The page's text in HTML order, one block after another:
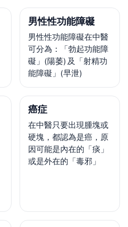
男性性功能障礙
男性性功能障礙在中醫
可分為：「勃起功能障
礙」(陽萎) 及「射精功
能障礙」(早泄)
癌症
在中醫只要出現腫塊或
硬塊，都認為是癌，原
因可能是內在的「痰」
或是外在的「毒邪」